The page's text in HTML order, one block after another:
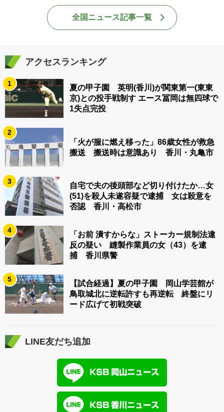
全国ニュース記事一覧
アクセスランキング
1
夏の甲子園 英明(香川)が関東第一(東東
京)との投手戦制す エース冨岡は無四球で
1失点完投
2
「火が服に燃え移った」86歳女性が救急
搬送 搬送時は意識あり 香川・丸亀市
3
自宅で夫の後頭部など切り付けたか…女
(51)を殺人未遂容疑で逮捕 女は殺意を
否認 香川・高松市
4
「お前 潰すからな」ストーカー規制法違
反の疑い 縫製作業員の女（43）を逮
捕 香川県警
5
【試合経過】夏の甲子園 岡山学芸館が
鳥取城北に逆転許すも再逆転 終盤にリ
ード広げて初戦突破
LINE友だち追加